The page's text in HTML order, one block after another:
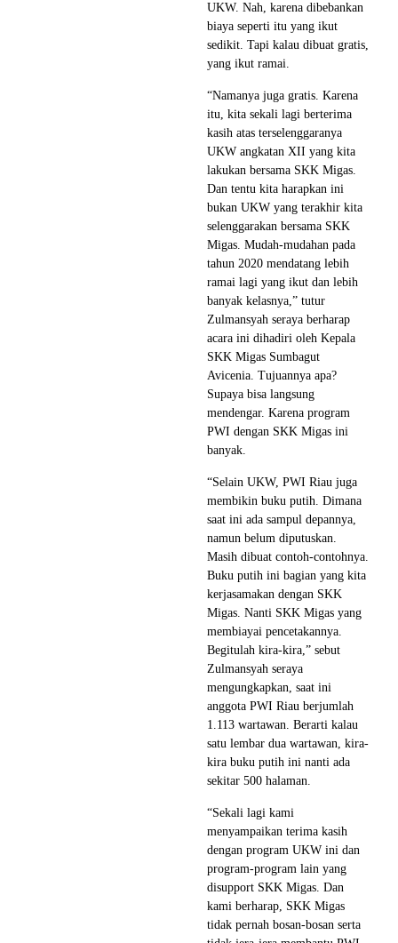
UKW. Nah, karena dibebankan
biaya seperti itu yang ikut
sedikit. Tapi kalau dibuat gratis,
yang ikut ramai.
“Namanya juga gratis. Karena
itu, kita sekali lagi berterima
kasih atas terselenggaranya
UKW angkatan XII yang kita
lakukan bersama SKK Migas.
Dan tentu kita harapkan ini
bukan UKW yang terakhir kita
selenggarakan bersama SKK
Migas. Mudah-mudahan pada
tahun 2020 mendatang lebih
ramai lagi yang ikut dan lebih
banyak kelasnya,” tutur
Zulmansyah seraya berharap
acara ini dihadiri oleh Kepala
SKK Migas Sumbagut
Avicenia. Tujuannya apa?
Supaya bisa langsung
mendengar. Karena program
PWI dengan SKK Migas ini
banyak.
“Selain UKW, PWI Riau juga
membikin buku putih. Dimana
saat ini ada sampul depannya,
namun belum diputuskan.
Masih dibuat contoh-contohnya.
Buku putih ini bagian yang kita
kerjasamakan dengan SKK
Migas. Nanti SKK Migas yang
membiayai pencetakannya.
Begitulah kira-kira,” sebut
Zulmansyah seraya
mengungkapkan, saat ini
anggota PWI Riau berjumlah
1.113 wartawan. Berarti kalau
satu lembar dua wartawan, kira-
kira buku putih ini nanti ada
sekitar 500 halaman.
“Sekali lagi kami
menyampaikan terima kasih
dengan program UKW ini dan
program-program lain yang
disupport SKK Migas. Dan
kami berharap, SKK Migas
tidak pernah bosan-bosan serta